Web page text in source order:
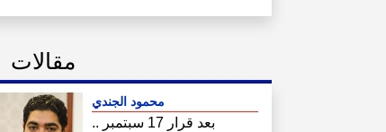
مقالات
محمود الجندي
بعد قرار 17 سبتمبر ..